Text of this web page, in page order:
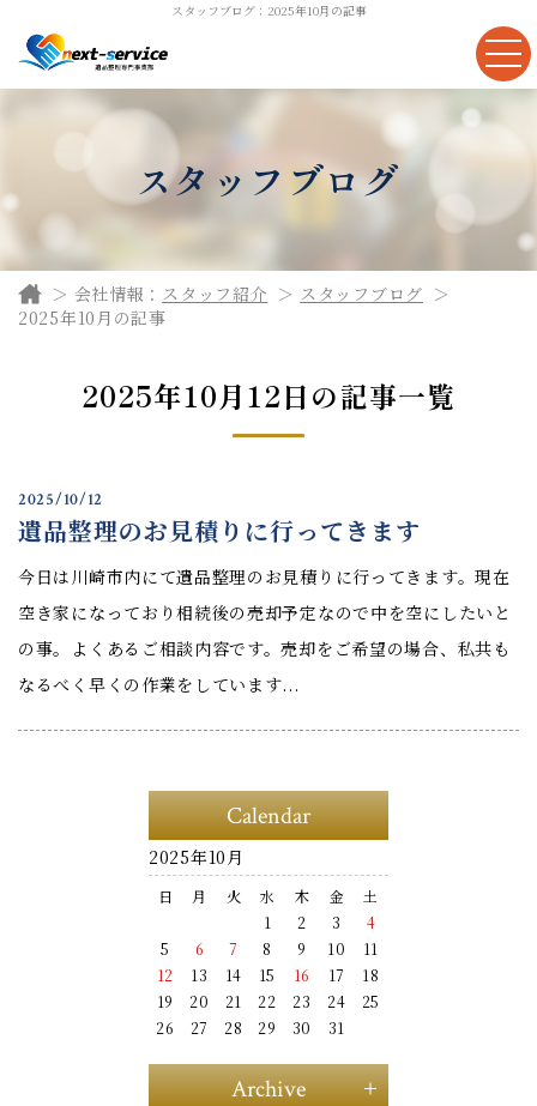
スタッフブログ：2025年10月の記事
スタッフブログ
会社情報： スタッフ紹介
スタッフブログ
2025年10月の記事
2025年10月12日の記事一覧
2025/10/12
遺品整理のお見積りに行ってきます
今日は川崎市内にて遺品整理のお見積りに行ってきます。現在
空き家になっており相続後の売却予定なので中を空にしたいと
の事。よくあるご相談内容です。売却をご希望の場合、私共も
なるべく早くの作業をしています...
Calendar
2025年10月
日 月 火 水 木 金
土
1
2 3
4
5
6 7 8 9 10
11
12
13 14 15 16 17
18
19
20 21 22 23 24
25
26
27 28 29 30 31
Archive